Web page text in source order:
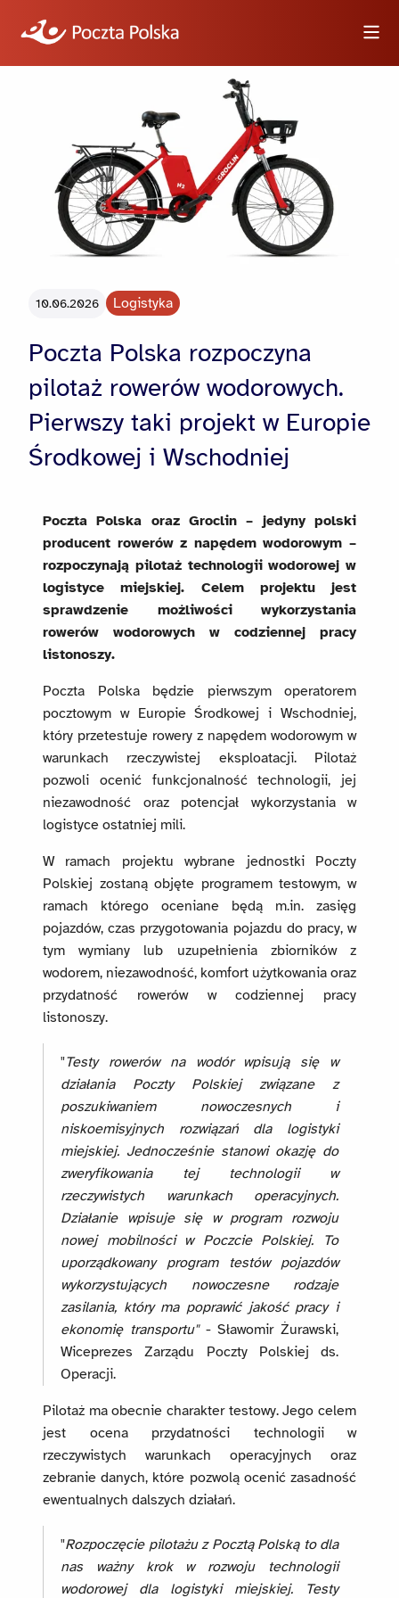
Informacje
Wideo
Dla dziennikarzy
10.06.2026 Logistyka
Poczta Polska rozpoczyna
pilotaż rowerów wodorowych.
Pierwszy taki projekt w Europie
Środkowej i Wschodniej
Poczta Polska oraz Groclin – jedyny polski
producent rowerów z napędem wodorowym –
rozpoczynają pilotaż technologii wodorowej w
logistyce miejskiej. Celem projektu jest
sprawdzenie możliwości wykorzystania
rowerów wodorowych w codziennej pracy
listonoszy.
Poczta Polska będzie pierwszym operatorem
pocztowym w Europie Środkowej i Wschodniej,
który przetestuje rowery z napędem wodorowym w
warunkach rzeczywistej eksploatacji. Pilotaż
pozwoli ocenić funkcjonalność technologii, jej
niezawodność oraz potencjał wykorzystania w
logistyce ostatniej mili.
W ramach projektu wybrane jednostki Poczty
Polskiej zostaną objęte programem testowym, w
ramach którego oceniane będą m.in. zasięg
pojazdów, czas przygotowania pojazdu do pracy, w
tym wymiany lub uzupełnienia zbiorników z
wodorem, niezawodność, komfort użytkowania oraz
przydatność rowerów w codziennej pracy
listonoszy.
"Testy rowerów na wodór wpisują się w
działania Poczty Polskiej związane z
poszukiwaniem nowoczesnych i
niskoemisyjnych rozwiązań dla logistyki
miejskiej. Jednocześnie stanowi okazję do
zweryfikowania tej technologii w
rzeczywistych warunkach operacyjnych.
Działanie wpisuje się w program rozwoju
nowej mobilności w Poczcie Polskiej. To
uporządkowany program testów pojazdów
wykorzystujących nowoczesne rodzaje
zasilania, który ma poprawić jakość pracy i
ekonomię transportu"- Sławomir Żurawski,
Wiceprezes Zarządu Poczty Polskiej ds.
Operacji.
Pilotaż ma obecnie charakter testowy. Jego celem
jest ocena przydatności technologii w
rzeczywistych warunkach operacyjnych oraz
zebranie danych, które pozwolą ocenić zasadność
ewentualnych dalszych działań.
"Rozpoczęcie pilotażu z Pocztą Polską to dla
nas ważny krok w rozwoju technologii
wodorowej dla logistyki miejskiej. Testy